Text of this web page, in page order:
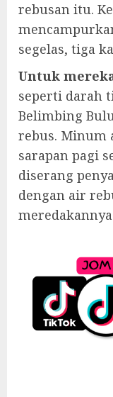
rebusan itu.
segelas, tiga
Untuk
seperti darah
Belimbing
rebus. Minum
sarapan pagi
diserang
dengan air